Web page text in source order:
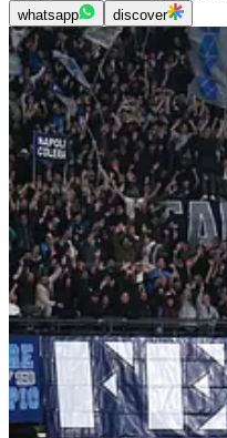
whatsapp discover